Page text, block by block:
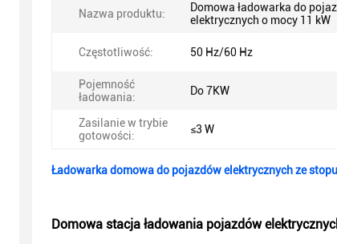
Nazwa produktu:
Domowa ładowarka do
elektrycznych o mocy 11 kW
Częstotliwość: 50 Hz/60 Hz
Pojemność
ładowania:
Do 7KW
Zasilanie w trybie
gotowości:
≤3 W
Ładowarka domowa do pojazdów elektrycznych ze
Domowa stacja ładowania pojazdów